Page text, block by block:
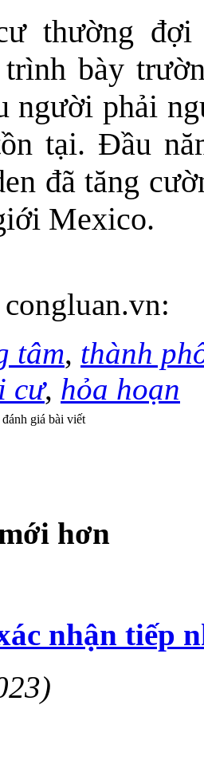
thường đợi
bày
người phải
tại. Đầu
đã tăng
Mexico.
congluan.vn:
tâm, thành
cư, hỏa hoạn
giá bài viết
hơn
nhận tiếp